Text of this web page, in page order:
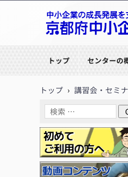
トップ センターの
トップ › 講習会・セミ